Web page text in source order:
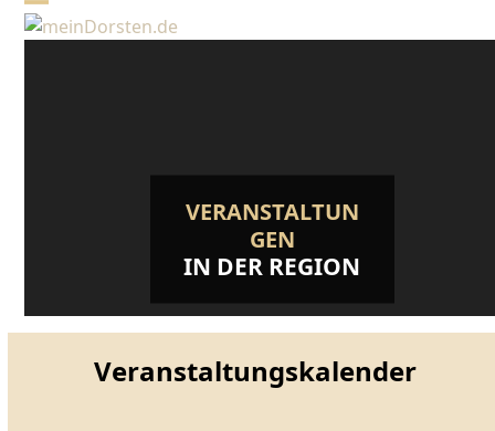
SkipOpen
Close
VERANSTALTUN
GEN
IN DER REGION
Veranstaltungskalender